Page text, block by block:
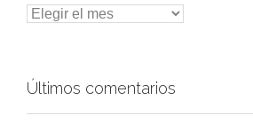
Últimos comentarios